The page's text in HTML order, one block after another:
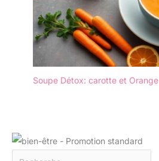
Soupe Détox: carotte et Orange